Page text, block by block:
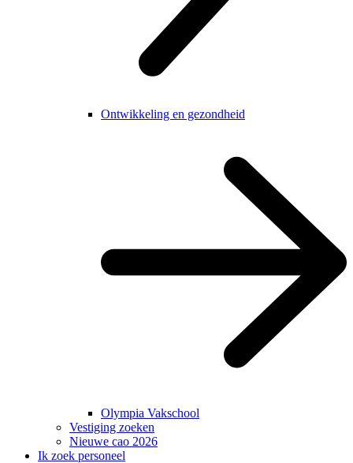
Ontwikkeling en gezondheid
Olympia Vakschool
Vestiging zoeken
Nieuwe cao 2026
Ik zoek personeel